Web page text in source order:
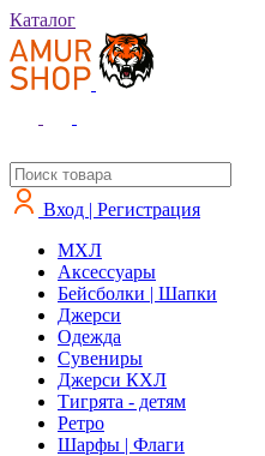
Каталог
Вход | Регистрация
MXЛ
Аксессуары
Бейсболки | Шапки
Джерси
Одежда
Сувениры
Джерси КХЛ
Тигрята - детям
Ретро
Шарфы | Флаги